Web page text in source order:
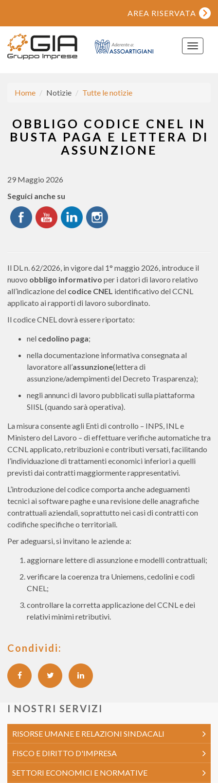
AREA RISERVATA
Toggle
Home Notizie Tutte le notizie
OBBLIGO CODICE CNEL IN
BUSTA PAGA E LETTERA DI
ASSUNZIONE
29 Maggio 2026
Seguici anche su
Il DL n. 62/2026, in vigore dal 1° maggio 2026, introduce il
nuovo obbligo informativo per i datori di lavoro relativo
all’indicazione del codice CNEL identificativo del CCNL
applicato ai rapporti di lavoro subordinato.
Il codice CNEL dovrà essere riportato:
nel cedolino paga;
nella documentazione informativa consegnata al
lavoratore all’assunzione(lettera di
assunzione/adempimenti del Decreto Trasparenza);
negli annunci di lavoro pubblicati sulla piattaforma
SIISL (quando sarà operativa).
La misura consente agli Enti di controllo – INPS, INL e
Ministero del Lavoro – di effettuare verifiche automatiche tra
CCNL applicato, retribuzioni e contributi versati, facilitando
l’individuazione di trattamenti economici inferiori a quelli
previsti dai contratti maggiormente rappresentativi.
L’introduzione del codice comporta anche adeguamenti
tecnici ai software paghe e una revisione delle anagrafiche
contrattuali aziendali, soprattutto nei casi di contratti con
codifiche specifiche o territoriali.
Per adeguarsi, si invitano le aziende a:
aggiornare lettere di assunzione e modelli contrattuali;
verificare la coerenza tra Uniemens, cedolini e codi
CNEL;
controllare la corretta applicazione del CCNL e dei
relativi minimi retributivi.
Condividi:
I NOSTRI SERVIZI
RISORSE UMANE E RELAZIONI SINDACALI
FISCO E DIRITTO D'IMPRESA
SETTORI ECONOMICI E NORMATIVE